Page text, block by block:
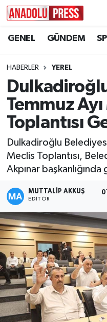
GENEL GÜNDEM
HABERLER YEREL
Temmuz
Toplantısı
Dulkadiroğlu
Meclis Toplantısı,
Akpınar
MUTTALİP AKKUŞ
EDITÖR
Nöbetçi Eczaneler
Hava Durumu
Namaz Vakitleri
Trafik Durumu
Süper Lig Puan
Tüm Manşetler
Son Dakika
Haber Arşivi